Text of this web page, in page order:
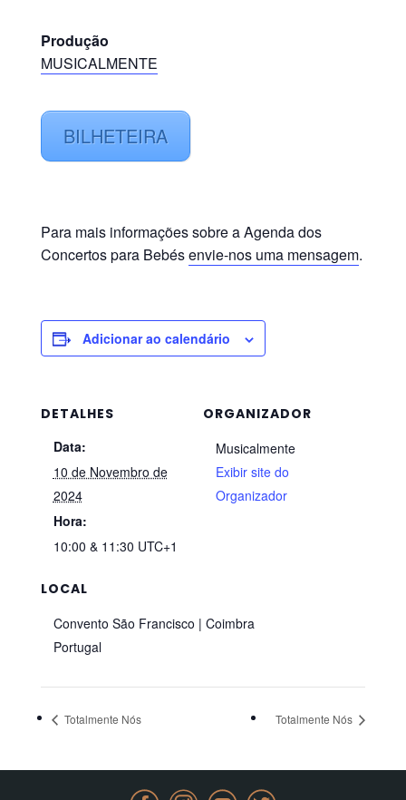
Produção
MUSICALMENTE
BILHETEIRA
Para mais informações sobre a Agenda dos
Concertos para Bebésenvie-nos uma mensagem.
Adicionar ao calendário
DETALHES
Data:
10 de Novembro de
2024
Hora:
10:00 & 11:30 UTC+1
LOCAL
Convento São Francisco | Coimbra
Portugal
ORGANIZADOR
Musicalmente
Exibir site do
Organizador
Totalmente Nós Totalmente Nós